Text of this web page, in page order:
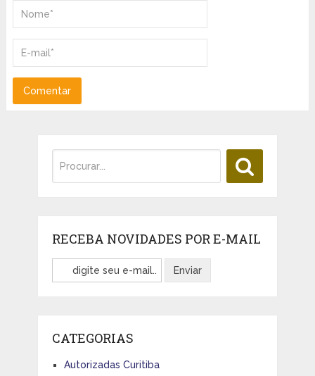
RECEBA NOVIDADES POR E-MAIL
CATEGORIAS
Autorizadas Curitiba